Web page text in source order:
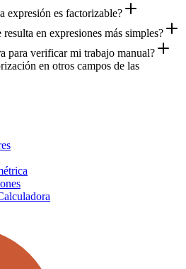
expresión es factorizable?
en expresiones más simples?
para verificar mi trabajo manual?
en otros campos de las